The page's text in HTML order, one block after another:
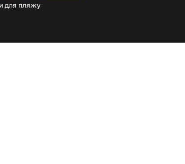
для пляжу